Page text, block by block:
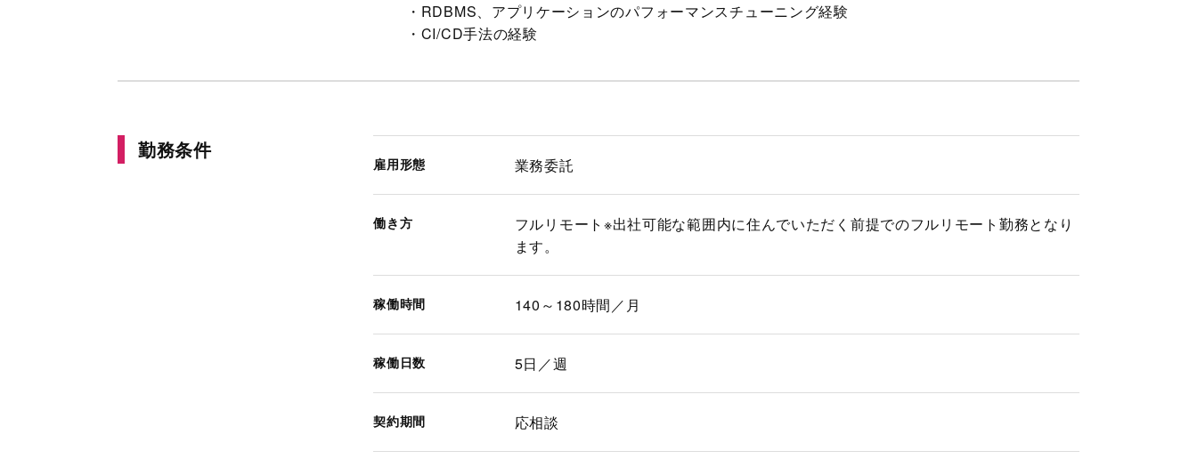
・RDBMS、アプリケーションのパフォーマンスチューニング経験
・CI/CD手法の経験
勤務条件
雇用形態 業務委託
働き方
フルリモート※出社可能な範囲内に住んでいただく前提でのフルリモート勤務となり
ます。
稼働時間 140～180時間／月
稼働日数 5日／週
契約期間 応相談